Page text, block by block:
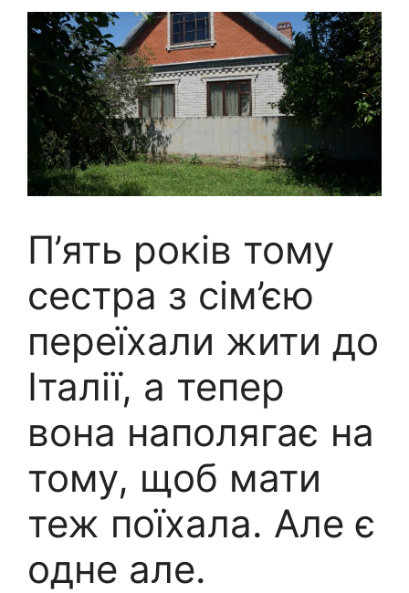
П’ять років тому
сестра з сім’єю
переїхали жити до
Італії, а тепер
вона наполягає на
тому, щоб мати
теж поїхала. Але є
одне але.